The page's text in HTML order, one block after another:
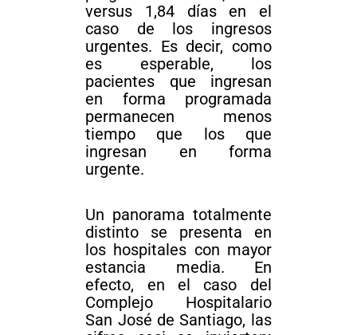
versus 1,84 días en el
caso de los ingresos
urgentes. Es decir, como
es esperable, los
pacientes que ingresan
en forma programada
permanecen menos
tiempo que los que
ingresan en forma
urgente.
Un panorama totalmente
distinto se presenta en
los hospitales con mayor
estancia media. En
efecto, en el caso del
Complejo Hospitalario
San José de Santiago, las